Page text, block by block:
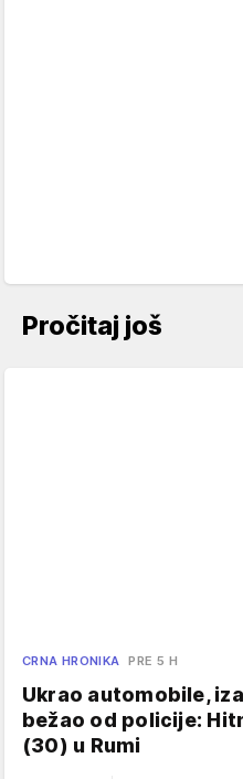
Pročitaj još
CRNA HRONIKA PRE 5 H
Ukrao automobile,
bežao od policije:
(30) u Rumi